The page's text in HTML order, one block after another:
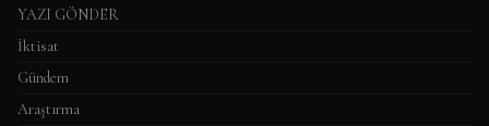
YAZI GÖNDER
İktisat
Gündem
Araştırma